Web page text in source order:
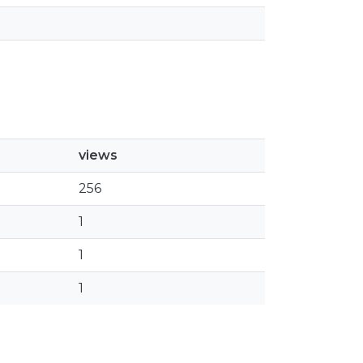
views
256
1
1
1